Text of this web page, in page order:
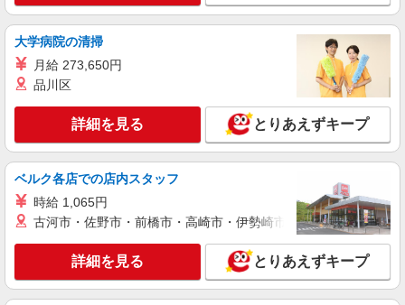
奈良県奈良市南京終町1-128-1
キープ 詳細を見る
アルバイト
株式会社南テスティパル
小学校給食の調理補助
時給 1,051円 ●試用期間３カ月あり（同条
奈良県奈良市北永井町414 「明治小学校」内厨
キープ 詳細を見る
アルバイト パート
大学病院の清掃
月給 273,650円
品川区
詳細を見る とりあえずキープ
ベルク各店での店内スタッフ
時給 1,065円
古河市・佐野市・前橋市・高崎市・伊勢崎市・太田市・館林市
詳細を見る とりあえずキープ